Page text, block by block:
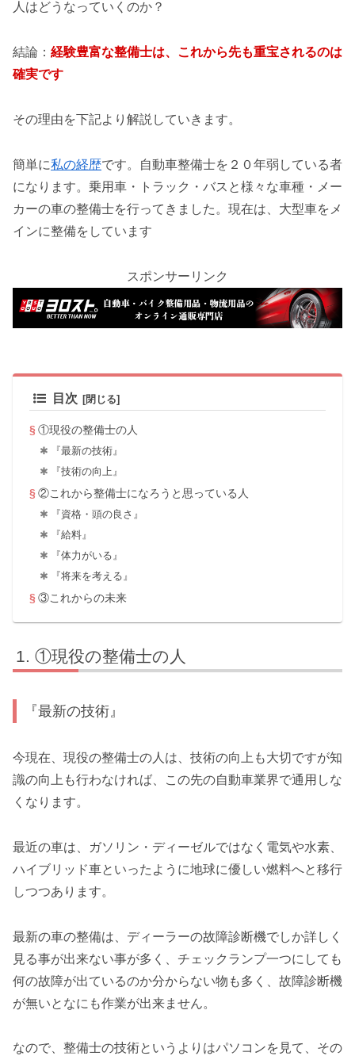
人はどうなっていくのか？
結論： 経験豊富な整備士は、これから先も重宝されるのは
確実です
その理由を下記より解説していきます。
簡単に私の経歴です。自動車整備士を２０年弱している者
になります。乗用車・トラック・バスと様々な車種・メー
カーの車の整備士を行ってきました。現在は、大型車をメ
インに整備をしています
スポンサーリンク
目次
①現役の整備士の人
『最新の技術』
『技術の向上』
②これから整備士になろうと思っている人
『資格・頭の良さ』
『給料』
『体力がいる』
『将来を考える』
③これからの未来
①現役の整備士の人
『最新の技術』
今現在、現役の整備士の人は、技術の向上も大切ですが知
識の向上も行わなければ、この先の自動車業界で通用しな
くなります。
最近の車は、ガソリン・ディーゼルではなく電気や水素、
ハイブリッド車といったように地球に優しい燃料へと移行
しつつあります。
最新の車の整備は、ディーラーの故障診断機でしか詳しく
見る事が出来ない事が多く、チェックランプ一つにしても
何の故障が出ているのか分からない物も多く、故障診断機
が無いとなにも作業が出来ません。
なので、整備士の技術というよりはパソコンを見て、その